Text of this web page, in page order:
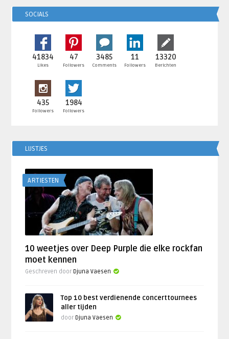
SOCIALS
41834
Likes
47
Followers
3485
Comments
11
Followers
13320
Berichten
435
Followers
1984
Followers
LIJSTJES
ARTIESTEN
10 weetjes over Deep Purple die elke rockfan
moet kennen
Geschreven door Djuna Vaesen
Top 10 best verdienende concerttournees
aller tijden
door Djuna Vaesen